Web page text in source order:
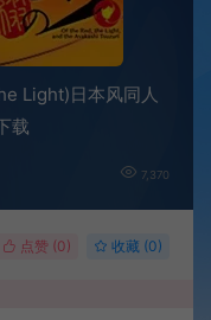
Light)日本风同人
载
7,370
点赞 (0) 收藏 (0)